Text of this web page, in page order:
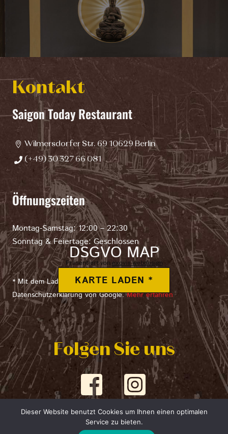
Kontakt
Saigon Today Restaurant
Wilmersdorfer Str. 69 10629 Berlin
(+49) 30 327 66 081
Öffnungszeiten
Montag-Samstag: 12:00 – 22:30
Sonntag & Feiertage: Geschlossen
DSGVO MAP
KARTE LADEN *
Präsentiert von exovia webdesign
* Mit dem Laden der Karte akzeptierst du die
Datenschutzerklärung von Google.Mehr erfahren
Folgen Sie uns
Icon
label
Dieser Website benutzt Cookies um Ihnen einen optimalen
Service zu bieten.